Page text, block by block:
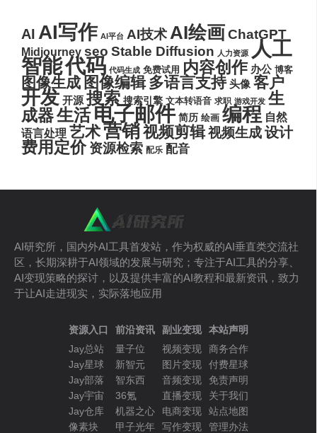
AI AI写作 AI平台 AI技术AI绘画ChatGPT
Midjourney seo Stable Diffusion 人力资源 人工
智能代码 代码生成 免费试用 内容创作 办公 博客
图像生成 图像编辑 多语言支持 头像 客户
开发 开源 搜索 搜索引擎 文本转语音 求职 游戏开发 生
成器生活电子邮件 简历 绘画 编程 自然
语言处理 艺术营销视频剪辑视频生成设计
费用定价 资源检索 配乐 配音
AI研究所，国内外AI工具首发站，作为权威的AI垂直类交流社
区，长期深耕于AI领域的发展与研究；专注于AI工具的分享、
AI变现策略的探讨，以及提供丰富的AI教程和最新资讯，致力
于让AI走进现实，实际落地应用
资源入口
Jay总站
Jay星球
Jay部落
Jay宇宙
Jay仓库
像素块
前沿资讯
量子位
新智元
智东西
36氪
机器之心
甲子光年
副业变现
视频变现
图片变现
音频变现
直播变现
电商变现
写作变现
本站声明
商务合作
付费星球
免责声明
关于我们
站点地图
管理办法